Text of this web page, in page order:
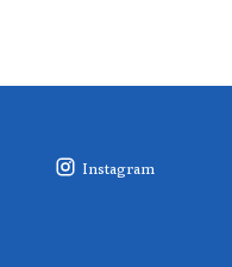
Instagram